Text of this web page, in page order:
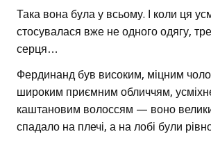
Така вона була у всьому. І коли ця
стосувалася вже не одного одягу,
серця…
Фердинанд був високим, міцним
широким приємним обличчям,
каштановим волоссям — воно
спадало на плечі, а на лобі були рівно